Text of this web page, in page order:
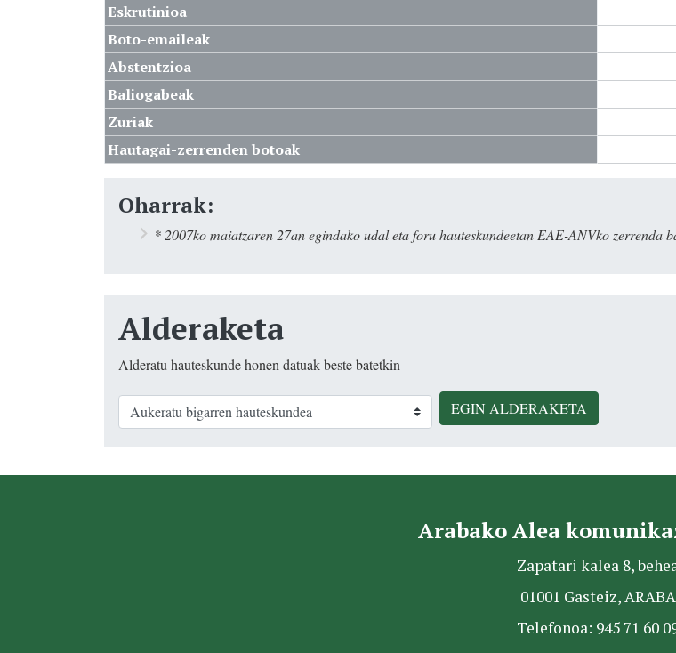
Eskrutinioa
Boto-emaileak
Abstentzioa
Baliogabeak
Zuriak
Hautagai-zerrenden botoak
Oharrak:
* 2007ko maiatzaren 27an egindako udal eta foru hauteskundeetan EAE-ANVko zerrenda
Alderaketa
Alderatu hauteskunde honen datuak beste batetkin
EGIN ALDERAKETA
Arabako Alea
Zapatari kalea 8,
01001 Gasteiz, ARABA
Telefonoa: 945 71 60